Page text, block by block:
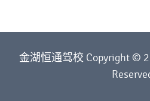
金湖恒通驾校 Copyright ©